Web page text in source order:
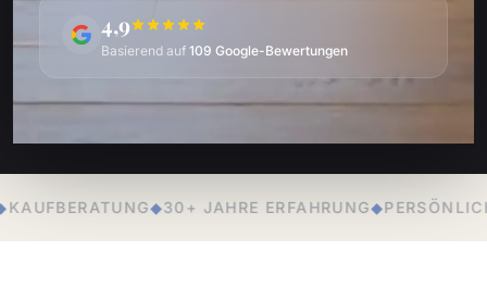
4,9
Basierend auf 109 Google-Bewertungen
ERFAHRUNG◆PERSÖNLICHE BETREUUNG◆LOKALE